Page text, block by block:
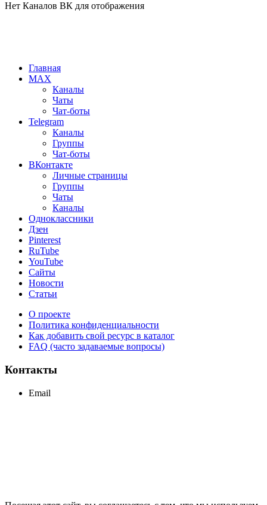
Нет Каналов ВК для отображения
Главная
MAX
Каналы
Чаты
Чат-боты
Telegram
Каналы
Группы
Чат-боты
ВКонтакте
Личные страницы
Группы
Чаты
Каналы
Одноклассники
Дзен
Pinterest
RuTube
YouTube
Сайты
Новости
Статьи
О проекте
Политика конфиденциальности
Как добавить свой ресурс в каталог
FAQ (часто задаваемые вопросы)
Контакты
Email